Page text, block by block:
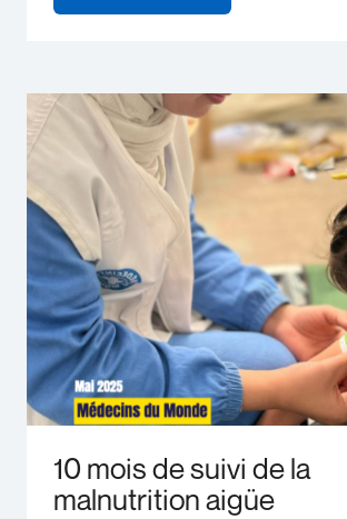
10 mois de suivi de la
malnutrition aigüe